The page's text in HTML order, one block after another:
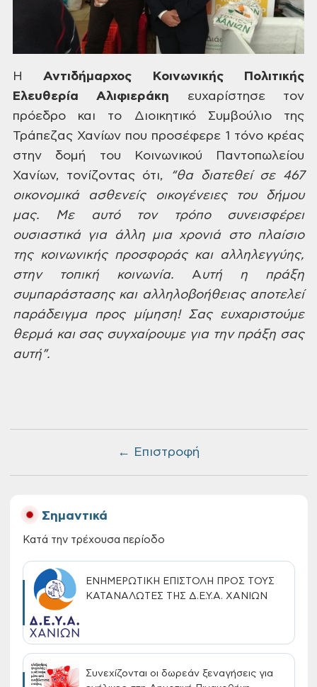
← Επιστροφή
Η Αντιδήμαρχος Κοινωνικής Πολιτικής
Ελευθερία Αλιφιεράκη ευχαρίστησετον
πρόεδρο και το Διοικητικό Συμβούλιοτης
Τράπεζας Χανίων που προσέφερε 1 τόνο κρέας
στην δομή του Κοινωνικού Παντοπωλείου
Χανίων, τονίζοντας ότι,
“θαδιατεθεί σε 467
οικονομικά ασθενείςοικογένειες του δήμου
μας. Με αυτό τοντρόπο συνεισφέρει
ουσιαστικά για άλλημια χρονιά στο πλαίσιο
της κοινωνικήςπροσφοράς και αλληλεγγύης,
στην τοπική κοινωνία. Αυτή η πράξη
συμπαράστασης και αλληλοβοήθειαςαποτελεί
παράδειγμα προς μίμηση! Σαςευχαριστούμε
θερμά και σας συγχαίρουμεγια την πράξη σας
αυτή”.
Σημαντικά
Κατά την τρέχουσα περίοδο
ΕΝΗΜΕΡΩΤΙΚΗ ΕΠΙΣΤΟΛΗ ΠΡΟΣ ΤΟΥΣ
ΚΑΤΑΝΑΛΩΤΕΣ ΤΗΣ Δ.Ε.Υ.Α. ΧΑΝΙΩΝ
Συνεχίζονται οι δωρεάν ξεναγήσεις για